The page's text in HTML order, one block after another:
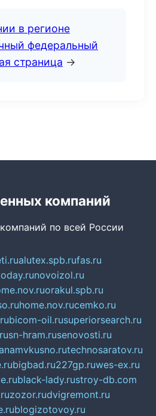
в регионе
федеральный
страница →
компаний
по всей России
alutex.spb.rufas.ru
novoizol.ru
orakul.spb.ru
home.nov.rucemko.ru
bicom-oil.rusuperiorsearch.ru
sn-hram.rusenovosti.ru
anamvkusno.rutechnosaratov.ru
bigbad.ru227gp.ruwes-ex.ru
black-lady.rustroy-db.com
zozor.rudvigremont.ru
blogizotovoy.ru